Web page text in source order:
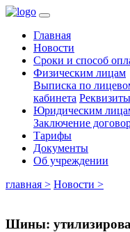
Главная
Новости
Сроки и способ
Физическим лицам
Выписка по
кабинета
Юридическим
Заключение
Тарифы
Документы
Об учреждении
главная > Новости >
Шины: